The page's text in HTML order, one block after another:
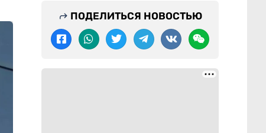
ПОДЕЛИТЬСЯ НОВОСТЬЮ